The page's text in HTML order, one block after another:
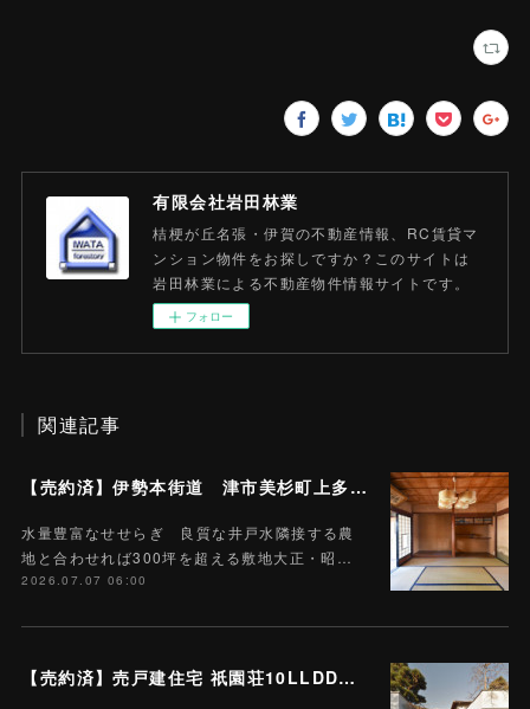
有限会社岩田林業
桔梗が丘名張・伊賀の不動産情報、RC賃貸マ
ンション物件をお探しですか？このサイトは
岩田林業による不動産物件情報サイトです。
フォロー
関連記事
【売約済】伊勢本街道 津市美杉町上多気 売戸建住宅 10SDK 土地657.85平米 (約197.7坪)
水量豊富なせせらぎ 良質な井戸水隣接する農
地と合わせれば300坪を超える敷地大正・昭…
2026.07.07 06:00
【売約済】売戸建住宅 祇園荘10LLDDKK 土地968.07平米 (約292.8坪)